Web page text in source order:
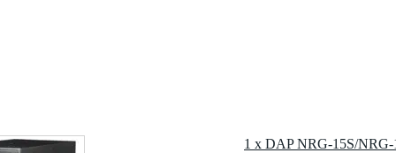
1 x DAP NRG-15S/